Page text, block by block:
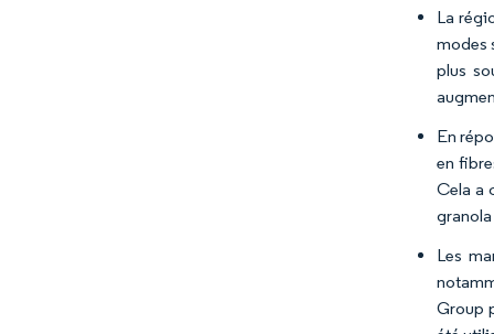
La
modes
plus
En
en
Cela a
Les
Group